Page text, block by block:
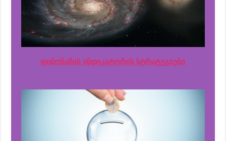
ფიბონაჩის ინდიკატორის სტრატეგიები